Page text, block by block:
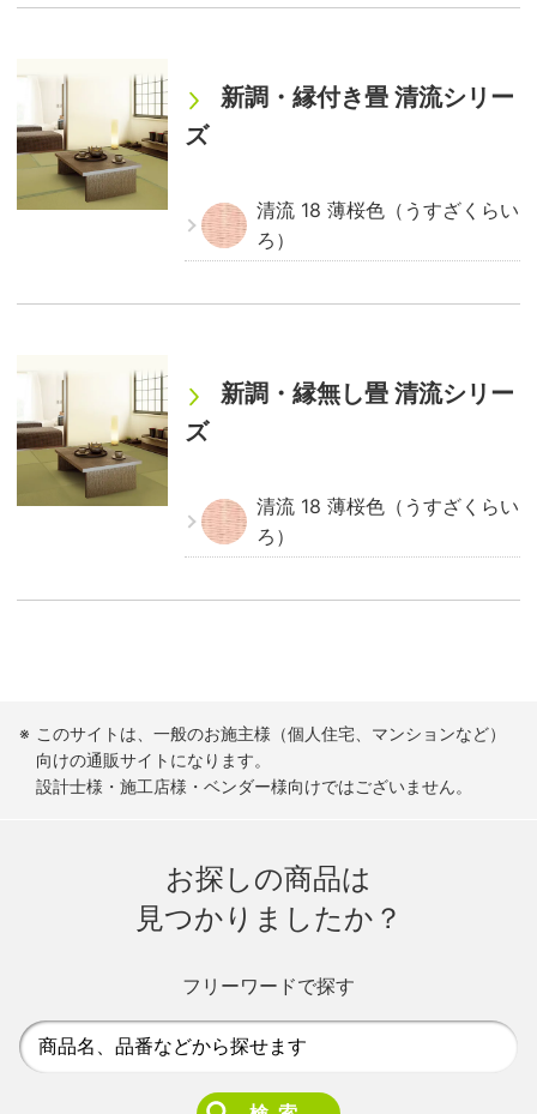
新調・縁付き畳 清流シリー
ズ
清流 18 薄桜色（うすざくらい
ろ）
新調・縁無し畳 清流シリー
ズ
清流 18 薄桜色（うすざくらい
ろ）
このサイトは、一般のお施主様（個人住宅、マンションなど）
向けの通販サイトになります。
設計士様・施工店様・ベンダー様向けではございません。
お探しの商品は
見つかりましたか？
フリーワードで探す